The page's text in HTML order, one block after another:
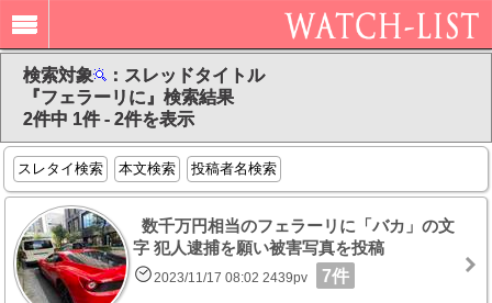
検索対象
：スレッドタイトル
『フェラーリに』検索結果
2件中 1件 - 2件を表示
スレタイ検索 本文検索 投稿者名検索
数千万円相当のフェラーリに「バカ」の文
字 犯人逮捕を願い被害写真を投稿
2023/11/17 08:02 2439pv 7件